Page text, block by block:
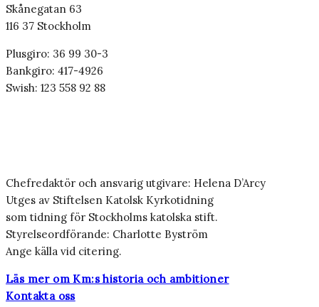
Skånegatan 63
116 37 Stockholm
Plusgiro: 36 99 30-3
Bankgiro: 417-4926
Swish: 123 558 92 88
Chefredaktör och ansvarig utgivare: Helena D’Arcy
Utges av Stiftelsen Katolsk Kyrkotidning
som tidning för Stockholms katolska stift.
Styrelseordförande: Charlotte Byström
Ange källa vid citering.
Läs mer om Km:s historia och ambitioner
Kontakta oss